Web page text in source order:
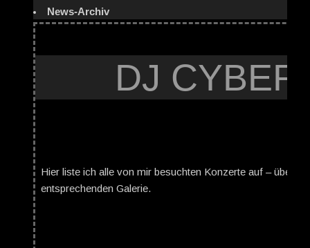
News-Archiv
DJ
Hier liste ich alle von mir besuchten Konzerte auf – über
entsprechenden Galerie.